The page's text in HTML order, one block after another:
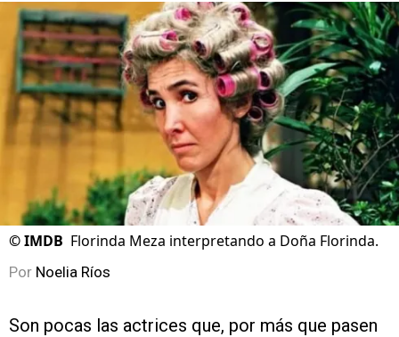
©IMDB Florinda Meza interpretando a Doña Florinda.
Por Noelia Ríos
Son pocas las actrices que, por más que pasen